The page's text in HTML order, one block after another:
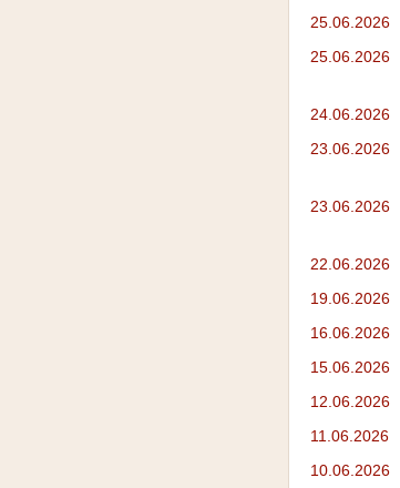
25.06.2026
25.06.2026
24.06.2026
23.06.2026
23.06.2026
22.06.2026
19.06.2026
16.06.2026
15.06.2026
12.06.2026
11.06.2026
10.06.2026